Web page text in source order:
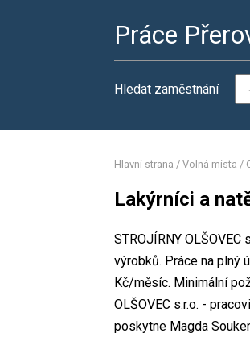
Práce
Hledat zaměstnání
Hlavní strana / Volná místa /
Lakýrníci a
STROJÍRNY
výrobků. Práce na plný
Kč/měsíc. Minimální
OLŠOVEC s.r.o. -
poskytne Magda